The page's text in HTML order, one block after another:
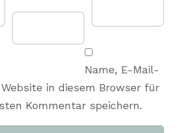
Name, E-Mail-
in diesem Browser für
Kommentar speichern.